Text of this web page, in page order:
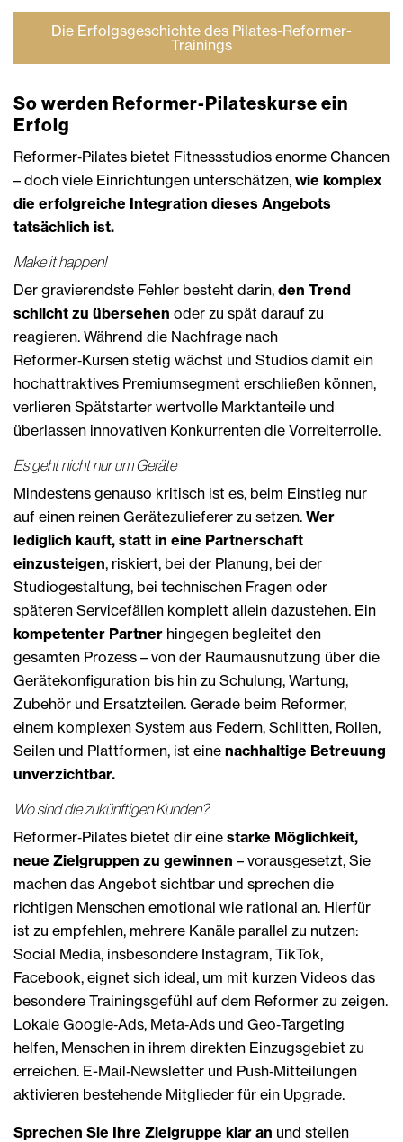
Die Erfolgsgeschichte des Pilates-Reformer-
Trainings
So werden Reformer-Pilateskurse ein
Erfolg
Reformer‑Pilates bietet Fitnessstudios enorme Chancen
– doch viele Einrichtungen unterschätzen, wie komplex
die erfolgreiche Integration dieses Angebots
tatsächlich ist.
Make it happen!
Der gravierendste Fehler besteht darin, den Trend
schlicht zu übersehen oder zu spät darauf zu
reagieren. Während die Nachfrage nach
Reformer‑Kursen stetig wächst und Studios damit ein
hochattraktives Premiumsegment erschließen können,
verlieren Spätstarter wertvolle Marktanteile und
überlassen innovativen Konkurrenten die Vorreiterrolle.
Es geht nicht nur um Geräte
Mindestens genauso kritisch ist es, beim Einstieg nur
auf einen reinen Gerätezulieferer zu setzen. Wer
lediglich kauft, statt in eine Partnerschaft
einzusteigen, riskiert, bei der Planung, bei der
Studiogestaltung, bei technischen Fragen oder
späteren Servicefällen komplett allein dazustehen. Ein
kompetenter Partner hingegen begleitet den
gesamten Prozess – von der Raumausnutzung über die
Gerätekonfiguration bis hin zu Schulung, Wartung,
Zubehör und Ersatzteilen. Gerade beim Reformer,
einem komplexen System aus Federn, Schlitten, Rollen,
Seilen und Plattformen, ist eine nachhaltige Betreuung
unverzichtbar.
Wo sind die zukünftigen Kunden?
Reformer‑Pilates bietet dir eine starke Möglichkeit,
neue Zielgruppen zu gewinnen – vorausgesetzt, Sie
machen das Angebot sichtbar und sprechen die
richtigen Menschen emotional wie rational an. Hierfür
ist zu empfehlen, mehrere Kanäle parallel zu nutzen:
Social Media, insbesondere Instagram, TikTok,
Facebook, eignet sich ideal, um mit kurzen Videos das
besondere Trainingsgefühl auf dem Reformer zu zeigen.
Lokale Google‑Ads, Meta‑Ads und Geo‑Targeting
helfen, Menschen in ihrem direkten Einzugsgebiet zu
erreichen. E-Mail‑Newsletter und Push‑Mitteilungen
aktivieren bestehende Mitglieder für ein Upgrade.
Sprechen Sie Ihre Zielgruppe klar an und stellen